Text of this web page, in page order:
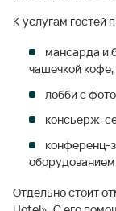
К услугам
мансарда и
чашечкой
лобби с
консьерж-
конференц-
Отдельно стоит